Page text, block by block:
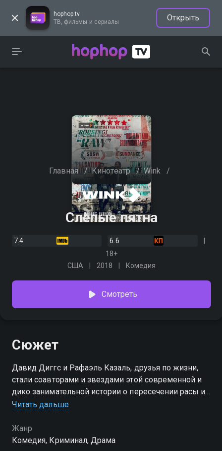
hophop.tv
ТВ, фильмы и сериалы
Открыть
Главная / Кинотеатр / Wink /
Слепые пятна
7.4
6.6
18+
США
2018 Комедия
Смотреть
Сюжет
Давид Диггс и Рафаэль Казаль, друзья по жизни,
стали соавторами и звездами этой современной и
дико занимательной истории о пересечении расы и
положения в обществе, происходящей на фоне
Читать дальше
Жанр
Комедия, Криминал, Драма